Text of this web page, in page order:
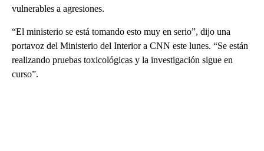
vulnerables a agresiones.
“El ministerio se está tomando esto muy en serio”, dijo una
portavoz del Ministerio del Interior a CNN este lunes. “Se están
realizando pruebas toxicológicas y la investigación sigue en
curso”.